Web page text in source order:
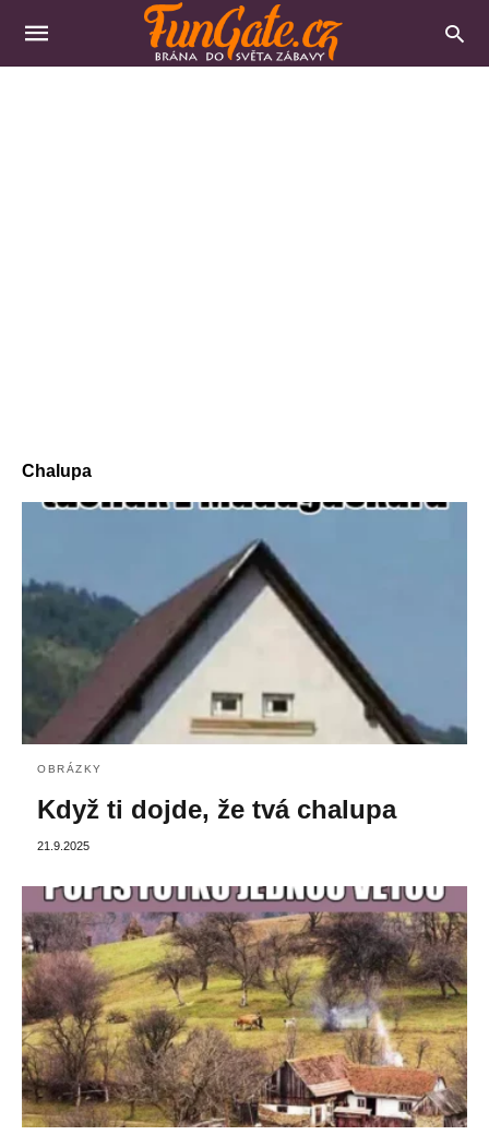
Chalupa
OBRÁZKY
Když ti dojde, že tvá chalupa
21.9.2025